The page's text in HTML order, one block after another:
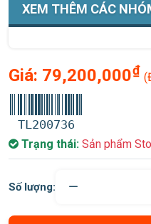
XEM THÊM CÁC
Giá: 79,200,000₫
TL200736
Trạng thái: Sản phẩm
Số lượng: